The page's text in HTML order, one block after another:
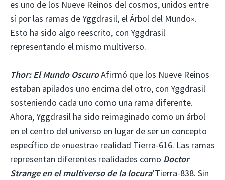
es uno de los Nueve Reinos del cosmos, unidos entre
sí por las ramas de Yggdrasil, el Árbol del Mundo».
Esto ha sido algo reescrito, con Yggdrasil
representando el mismo multiverso.
Thor: El Mundo OscuroAfirmó que los Nueve Reinos
estaban apilados uno encima del otro, con Yggdrasil
sosteniendo cada uno como una rama diferente.
Ahora, Yggdrasil ha sido reimaginado como un árbol
en el centro del universo en lugar de ser un concepto
específico de «nuestra» realidad Tierra-616. Las ramas
representan diferentes realidades como Doctor
Strange en el multiverso de la locura‘Tierra-838. Sin